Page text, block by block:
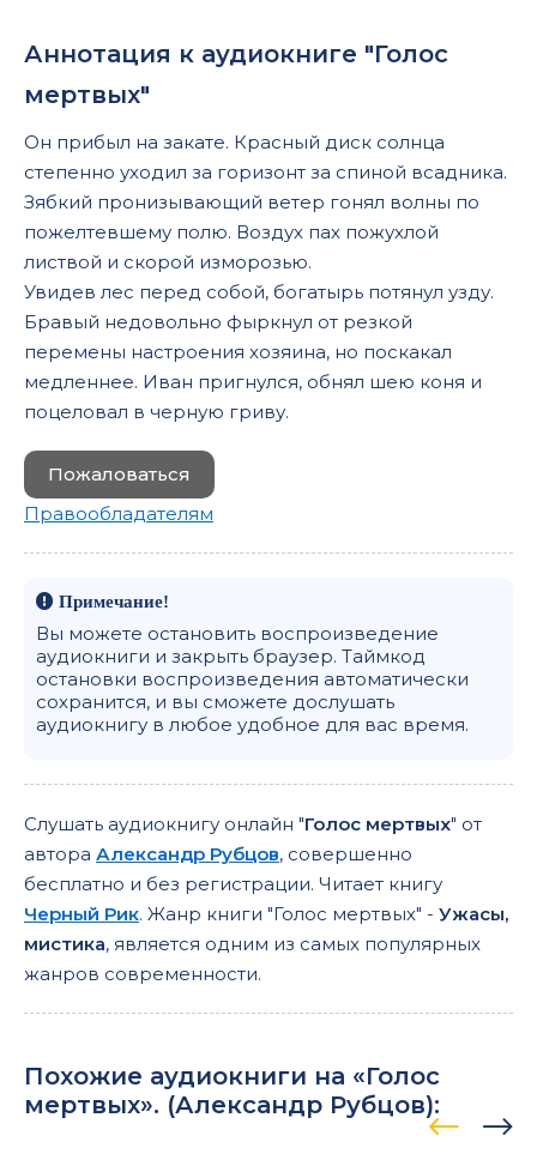
Аннотация к аудиокниге "Голос
мертвых"
Он прибыл на закате. Красный диск солнца
степенно уходил за горизонт за спиной всадника.
Зябкий пронизывающий ветер гонял волны по
пожелтевшему полю. Воздух пах пожухлой
листвой и скорой изморозью.
Увидев лес перед собой, богатырь потянул узду.
Бравый недовольно фыркнул от резкой
перемены настроения хозяина, но поскакал
медленнее. Иван пригнулся, обнял шею коня и
поцеловал в черную гриву.
Пожаловаться
Правообладателям
Примечание!
Вы можете остановить воспроизведение
аудиокниги и закрыть браузер. Таймкод
остановки воспроизведения автоматически
сохранится, и вы сможете дослушать
аудиокнигу в любое удобное для вас время.
Слушать аудиокнигу онлайн "Голос мертвых" от
автора Александр Рубцов, совершенно
бесплатно и без регистрации. Читает книгу
Черный Рик. Жанр книги "Голос мертвых" - Ужасы,
мистика, является одним из самых популярных
жанров современности.
Похожие аудиокниги на «Голос
мертвых». (Александр Рубцов):